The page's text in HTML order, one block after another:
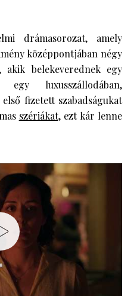
drámasorozat, amely
középpontjában négy
belekeverednek egy
egy luxusszállodában,
fizetett szabadságukat
szériákat, ezt kár lenne